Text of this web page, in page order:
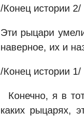
/Конец истории 2/
Эти рыцари
наверное, их и
/Конец истории 1/
Конечно, я в
каких рыцарях,